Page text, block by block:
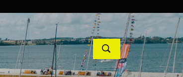
PROJEKTY UNIJNE KONTAKT